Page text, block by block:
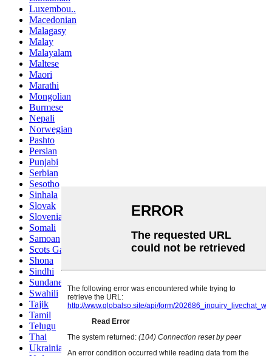
Luxembou..
Macedonian
Malagasy
Malay
Malayalam
Maltese
Maori
Marathi
Mongolian
Burmese
Nepali
Norwegian
Pashto
Persian
Punjabi
Serbian
Sesotho
Sinhala
Slovak
Slovenian
Somali
Samoan
Scots Gaelic
Shona
Sindhi
Sundanese
Swahili
Tajik
Tamil
Telugu
Thai
Ukrainian